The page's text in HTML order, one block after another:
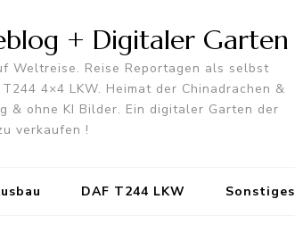
+ Digitaler Garten
Weltreise. Reise Reportagen als selbst
4×4 LKW. Heimat der Chinadrachen &
& ohne KI Bilder. Ein digitaler Garten der
verkaufen !
DAF T244 LKW Sonstiges